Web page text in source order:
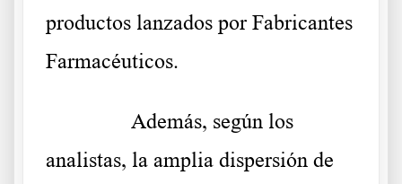
productos lanzados por Fabricantes
Farmacéuticos.
Además, según los
analistas, la amplia dispersión de